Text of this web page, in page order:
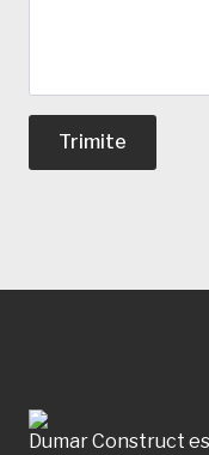
Trimite
Dumar Construct